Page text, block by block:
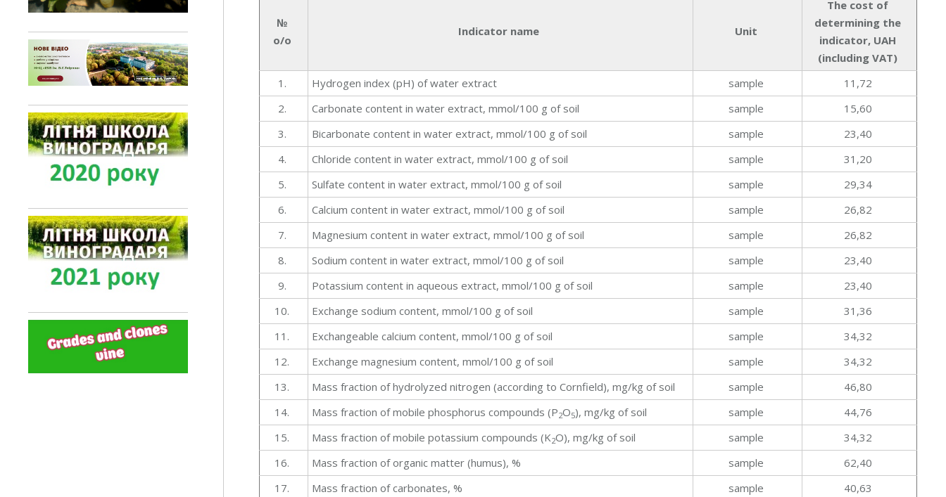
№
o/o
Indicator name Unit
The cost of
determining the
indicator, UAH
(including VAT)
1.
Hydrogen index (pH) of water extract sample
11,72
2.
Carbonate content in water extract, mmol/100 g of soil sample
15,60
3.
Bicarbonate content in water extract, mmol/100 g of soil sample
23,40
4.
Chloride content in water extract, mmol/100 g of soil sample
31,20
5.
Sulfate content in water extract, mmol/100 g of soil sample
29,34
6.
Calcium content in water extract, mmol/100 g of soil sample
26,82
7.
Magnesium content in water extract, mmol/100 g of soil sample
26,82
8.
Sodium content in water extract, mmol/100 g of soil sample
23,40
9.
Potassium content in aqueous extract, mmol/100 g of soil sample
23,40
10.
Exchange sodium content, mmol/100 g of soil sample
31,36
11.
Exchangeable calcium content, mmol/100 g of soil sample
34,32
12.
Exchange magnesium content, mmol/100 g of soil sample
34,32
13.
Mass fraction of hydrolyzed nitrogen (according to Cornfield), mg/kg of soil sample
46,80
14.
Mass fraction of mobile phosphorus compounds (Р2О5), mg/kg of soil sample
44,76
15.
Mass fraction of mobile potassium compounds (K2О), mg/kg of soil sample
34,32
16.
Mass fraction of organic matter (humus), % sample
62,40
17.
Mass fraction of carbonates, % sample
40,63